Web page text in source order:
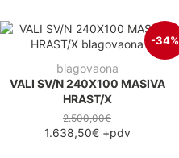
-34%
blagovaona
VALI SV/N 240X100 MASIVA
HRAST/X
2.500,00€
1.638,50€+pdv